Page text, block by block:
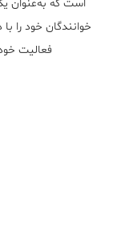
است که به‌عنوان
خوانندگان خود را
فعالیت خود را در